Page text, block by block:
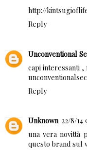
http://
Reply
Unconventional
capi interessanti ,
Reply
Unknown 22/8/14
una vera novittà
questo brand sul